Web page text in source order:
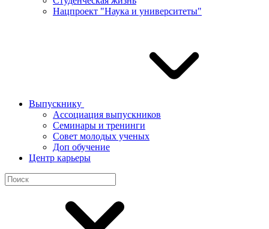
Нацпроект "Наука и университеты"
Выпускнику
Ассоциация выпускников
Семинары и тренинги
Совет молодых ученых
Доп обучение
Центр карьеры